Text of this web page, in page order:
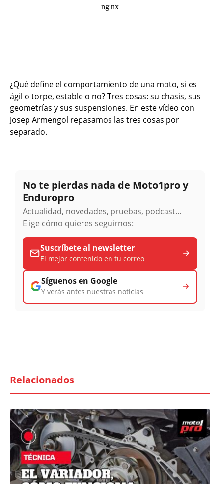
¿Qué define el comportamiento de una moto, si es
ágil o torpe, estable o no? Tres cosas: su chasis, sus
geometrías y sus suspensiones. En este vídeo con
Josep Armengol repasamos las tres cosas por
separado.
No te pierdas nada de Moto1pro y
Enduropro
Actualidad, novedades, pruebas, podcast...
Elige cómo quieres seguirnos:
Suscríbete al newsletter
El mejor contenido en tu correo
Síguenos en Google
Y verás antes nuestras noticias
Relacionados